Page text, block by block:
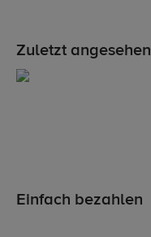
Zuletzt angesehen
Einfach bezahlen